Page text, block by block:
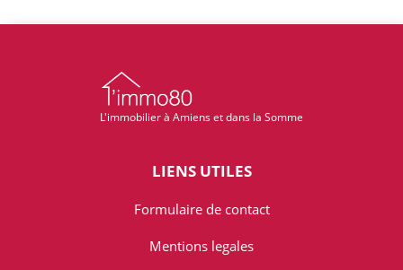
L'immobilier à Amiens et dans la Somme
LIENS UTILES
Formulaire de contact
Mentions legales